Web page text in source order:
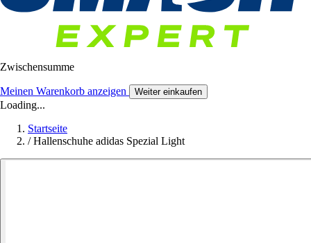
Zwischensumme
Meinen Warenkorb anzeigen Weiter einkaufen
Loading...
Startseite
/ Hallenschuhe adidas Spezial Light